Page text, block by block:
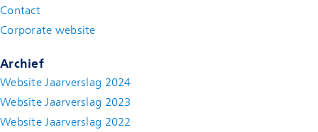
Contact
Corporate website
Archief
Website Jaarverslag 2024
Website Jaarverslag 2023
Website Jaarverslag 2022